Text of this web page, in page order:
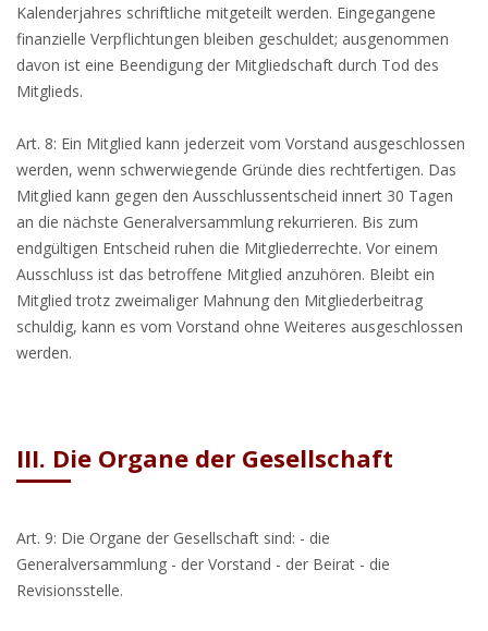
Kalenderjahres schriftliche mitgeteilt werden. Eingegangene
finanzielle Verpflichtungen bleiben geschuldet; ausgenommen
davon ist eine Beendigung der Mitgliedschaft durch Tod des
Mitglieds.
Art. 8: Ein Mitglied kann jederzeit vom Vorstand ausgeschlossen
werden, wenn schwerwiegende Gründe dies rechtfertigen. Das
Mitglied kann gegen den Ausschlussentscheid innert 30 Tagen
an die nächste Generalversammlung rekurrieren. Bis zum
endgültigen Entscheid ruhen die Mitgliederrechte. Vor einem
Ausschluss ist das betroffene Mitglied anzuhören. Bleibt ein
Mitglied trotz zweimaliger Mahnung den Mitgliederbeitrag
schuldig, kann es vom Vorstand ohne Weiteres ausgeschlossen
werden.
III. Die Organe der Gesellschaft
Art. 9: Die Organe der Gesellschaft sind: - die
Generalversammlung - der Vorstand - der Beirat - die
Revisionsstelle.